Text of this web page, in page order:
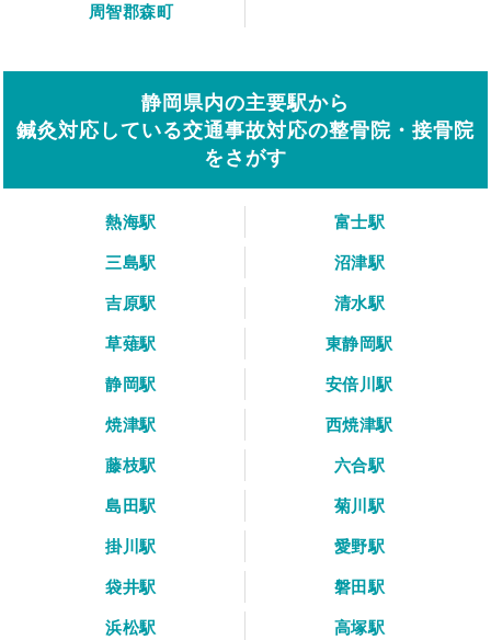
周智郡森町
静岡県内の主要駅から
鍼灸対応している交通事故対応の整骨院・接骨院
をさがす
熱海駅
富士駅
三島駅
沼津駅
吉原駅
清水駅
草薙駅
東静岡駅
静岡駅
安倍川駅
焼津駅
西焼津駅
藤枝駅
六合駅
島田駅
菊川駅
掛川駅
愛野駅
袋井駅
磐田駅
浜松駅
高塚駅